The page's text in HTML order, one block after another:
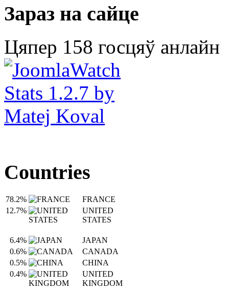
Зараз на сайце
Цяпер 158 госцяў анлайн
Countries
78.2%
FRANCE
12.7%
UNITED
STATES
6.4%
JAPAN
0.6%
CANADA
0.5%
CHINA
0.4%
UNITED
KINGDOM